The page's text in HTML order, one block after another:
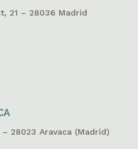
21 – 28036 Madrid
28023 Aravaca (Madrid)